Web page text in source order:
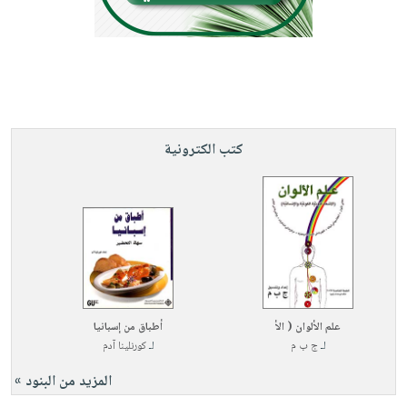
كتب الكترونية
علم الألوان ( الأ
لـج ب م
أطباق من إسبانيا
لـكورنلينا آدم
المزيد من البنود »